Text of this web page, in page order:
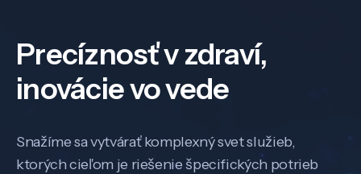
Precíznosť v zdraví,
inovácie vo vede
Snažíme sa vytvárať komplexný svet služieb,
ktorých cieľom je riešenie špecifických potrieb